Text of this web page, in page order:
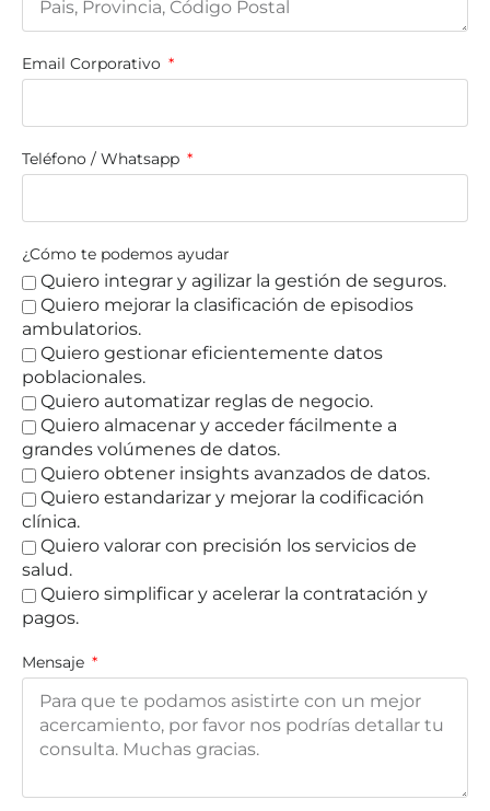
Email Corporativo
Teléfono / Whatsapp
¿Cómo te podemos ayudar
Quiero integrar y agilizar la gestión de seguros.
Quiero mejorar la clasificación de episodios
ambulatorios.
Quiero gestionar eficientemente datos
poblacionales.
Quiero automatizar reglas de negocio.
Quiero almacenar y acceder fácilmente a
grandes volúmenes de datos.
Quiero obtener insights avanzados de datos.
Quiero estandarizar y mejorar la codificación
clínica.
Quiero valorar con precisión los servicios de
salud.
Quiero simplificar y acelerar la contratación y
pagos.
Mensaje